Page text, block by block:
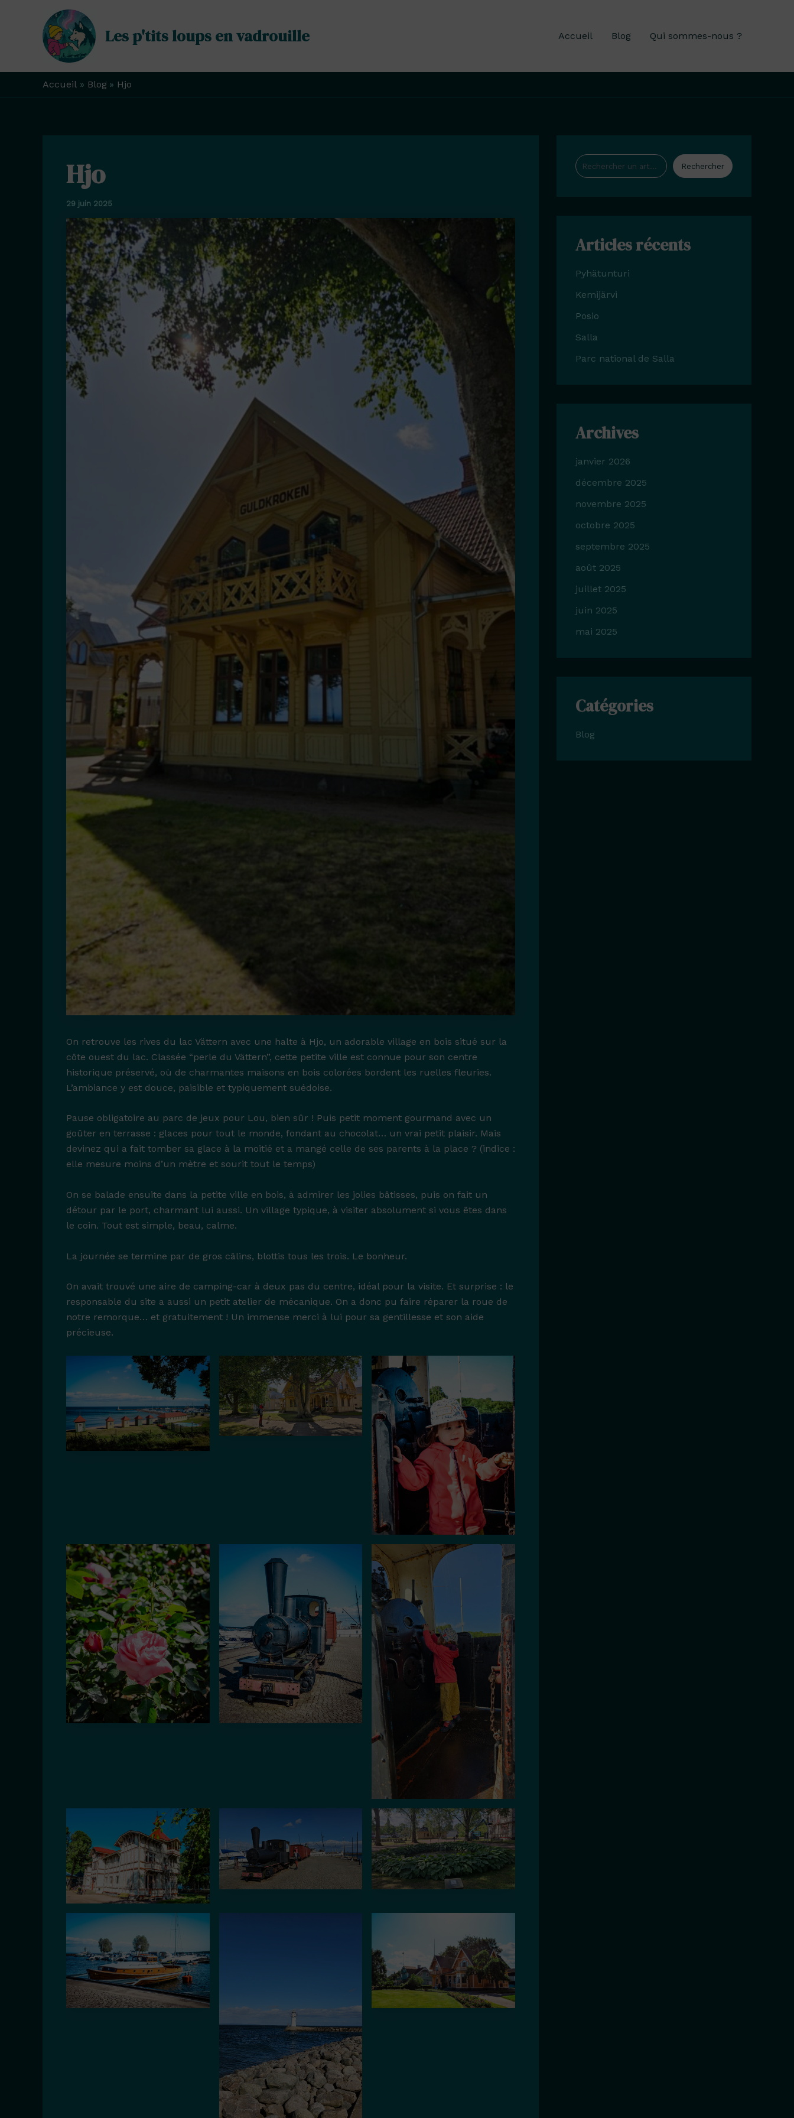
Les p'tits loups en vadrouille Accueil Blog Qui sommes-nous ?
Accueil Blog Hjo
Hjo
29 juin 2025
On retrouve les rives du lac Vättern avec une halte à Hjo, un adorable village en bois situé sur la
côte ouest du lac. Classée “perle du Vättern”, cette petite ville est connue pour son centre
historique préservé, où de charmantes maisons en bois colorées bordent les ruelles fleuries.
L’ambiance y est douce, paisible et typiquement suédoise.
Pause obligatoire au parc de jeux pour Lou, bien sûr ! Puis petit moment gourmand avec un
goûter en terrasse : glaces pour tout le monde, fondant au chocolat… un vrai petit plaisir. Mais
devinez qui a fait tomber sa glace à la moitié et a mangé celle de ses parents à la place ? (indice :
elle mesure moins d’un mètre et sourit tout le temps)
On se balade ensuite dans la petite ville en bois, à admirer les jolies bâtisses, puis on fait un
détour par le port, charmant lui aussi. Un village typique, à visiter absolument si vous êtes dans
le coin. Tout est simple, beau, calme.
La journée se termine par de gros câlins, blottis tous les trois. Le bonheur.
On avait trouvé une aire de camping-car à deux pas du centre, idéal pour la visite. Et surprise : le
responsable du site a aussi un petit atelier de mécanique. On a donc pu faire réparer la roue de
notre remorque… et gratuitement ! Un immense merci à lui pour sa gentillesse et son aide
précieuse.
Rechercher
Rechercher
Articles récents
Pyhätunturi
Kemijärvi
Posio
Salla
Parc national de Salla
Archives
janvier 2026
décembre 2025
novembre 2025
octobre 2025
septembre 2025
août 2025
juillet 2025
juin 2025
mai 2025
Catégories
Blog